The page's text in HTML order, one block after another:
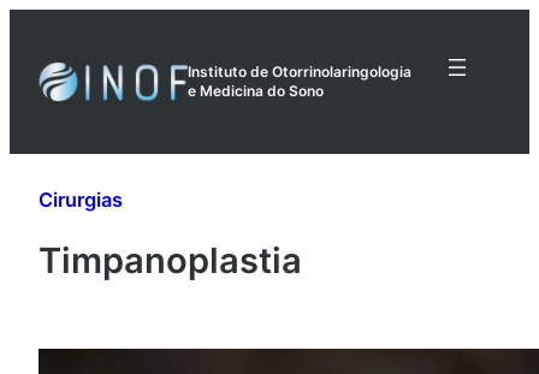
Instituto de Otorrinolaringologia
e Medicina do Sono
Cirurgias
Timpanoplastia